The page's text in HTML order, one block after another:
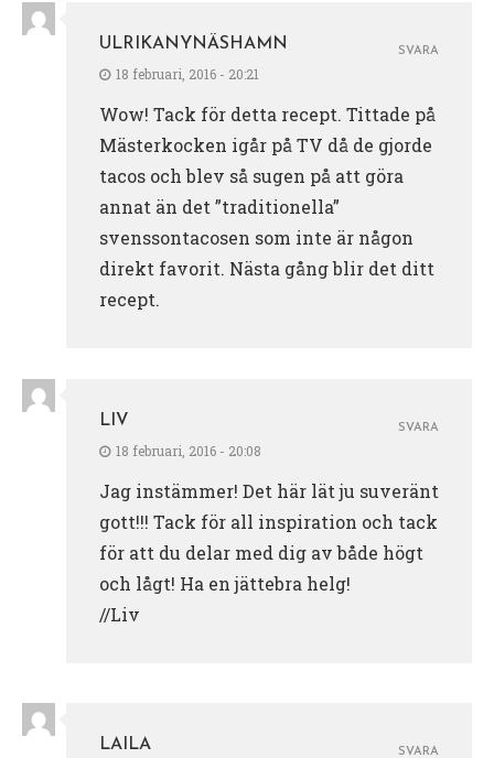
ULRIKANYNÄSHAMN
18 februari, 2016 - 20:21
Wow! Tack för detta recept. Tittade på
Mästerkocken igår på TV då de gjorde
tacos och blev så sugen på att göra
annat än det ”traditionella”
svenssontacosen som inte är någon
direkt favorit. Nästa gång blir det ditt
recept.
SVARA
LIV
18 februari, 2016 - 20:08
Jag instämmer! Det här lät ju suveränt
gott!!! Tack för all inspiration och tack
för att du delar med dig av både högt
och lågt! Ha en jättebra helg!
//Liv
SVARA
LAILA SVARA